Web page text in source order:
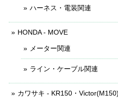
ハーネス・電装関連
HONDA - MOVE
メーター関連
ライン・ケーブル関連
カワサキ - KR150・Victor(M150)